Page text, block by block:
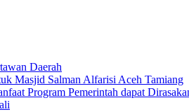
Daerah
Masjid Salman Alfarisi Aceh Tamiang
Program Pemerintah dapat